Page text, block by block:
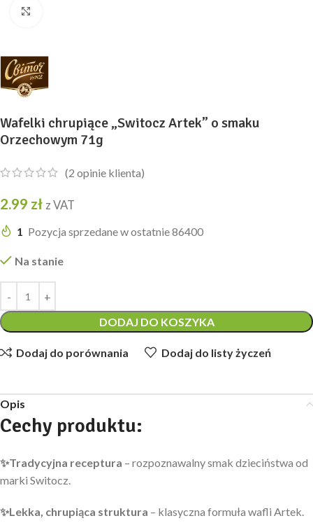
Wafelki chrupiące „Switocz Artek” o smaku
Orzechowym 71g
(2 opinie klienta)
2.99 zł z VAT
1 Pozycja sprzedane w ostatnie 86400
Na stanie
DODAJ DO KOSZYKA
Dodaj do porównania Dodaj do listy życzeń
Opis
Cechy produktu:
✨Tradycyjna receptura – rozpoznawalny smak dzieciństwa od
marki Switocz.
✨Lekka, chrupiąca struktura – klasyczna formuła wafli Artek.